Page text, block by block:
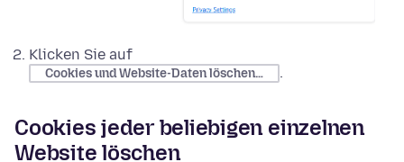
Klicken Sie auf
Cookies und Website-Daten löschen… .
Cookies jeder beliebigen einzelnen
Website löschen